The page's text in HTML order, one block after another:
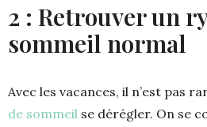
2 : Retrouver un
sommeil normal
Avec les vacances, il n’est pas
de sommeil se dérégler. On se